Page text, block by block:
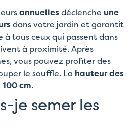
annuellesdéclenche une
dans votre jardin et garantit
tous ceux qui passent dans
à proximité. Après
vous pouvez profiter des
le souffle. La hauteur des
cm.
je semer les